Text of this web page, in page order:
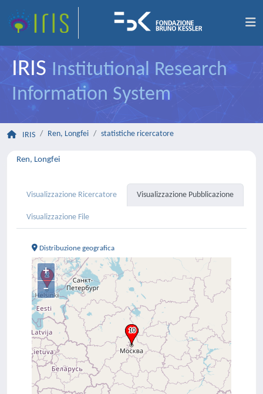
IRIS Institutional Research
Information System
IRIS Ren, Longfei statistiche ricercatore
Ren, Longfei
Visualizzazione Ricercatore Visualizzazione Pubblicazione
Visualizzazione File
Distribuzione geografica
+
–